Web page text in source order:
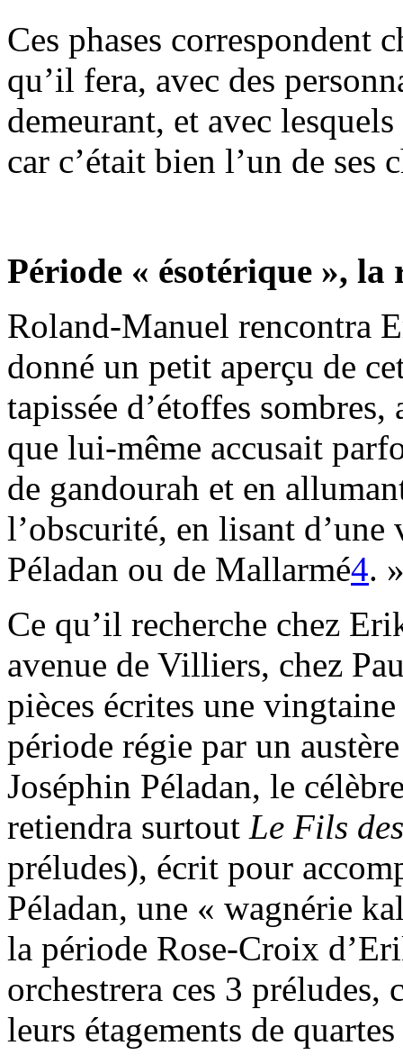
Ces phases correspondent
qu’il fera, avec des
demeurant, et avec
car c’était bien l’un de ses
Période « ésotérique »,
Roland-Manuel rencontra
donné un petit aperçu de
tapissée d’étoffes
que lui-même accusait
de gandourah et en
l’obscurité, en lisant
Péladan ou de Mallarmé4.
Ce qu’il recherche chez
avenue de Villiers, chez
pièces écrites une vingtaine
période régie par un
Joséphin Péladan, le
retiendra surtout Le Fils
préludes), écrit pour
Péladan, une « wagnérie
la période Rose-Croix
orchestrera ces 3 préludes,
leurs étagements de